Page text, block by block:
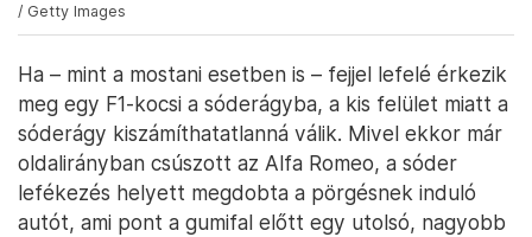
/ Getty Images
Ha – mint a mostani esetben is – fejjel lefelé érkezik
meg egy F1-kocsi a sóderágyba, a kis felület miatt a
sóderágy kiszámíthatatlanná válik. Mivel ekkor már
oldalirányban csúszott az Alfa Romeo, a sóder
lefékezés helyett megdobta a pörgésnek induló
autót, ami pont a gumifal előtt egy utolsó, nagyobb